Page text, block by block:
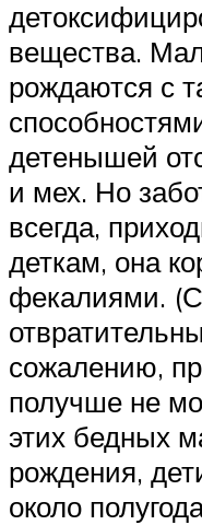
вещества.
рождаются с
детенышей
и мех. Но
всегда,
деткам, она
фекалиями.
сожалению,
получше не
этих бедных
рождения,
около